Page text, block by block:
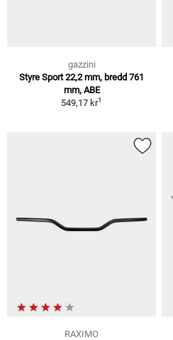
gazzini
Styre Sport 22,2 mm, bredd 761
mm, ABE
549,17 kr1
RAXIMO